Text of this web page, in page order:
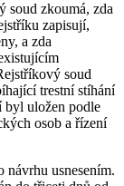
soud zkoumá, zda
zapisují,
a zda
soud
trestní stíhání
byl uložen podle
osob a řízení
návrhu usnesením.